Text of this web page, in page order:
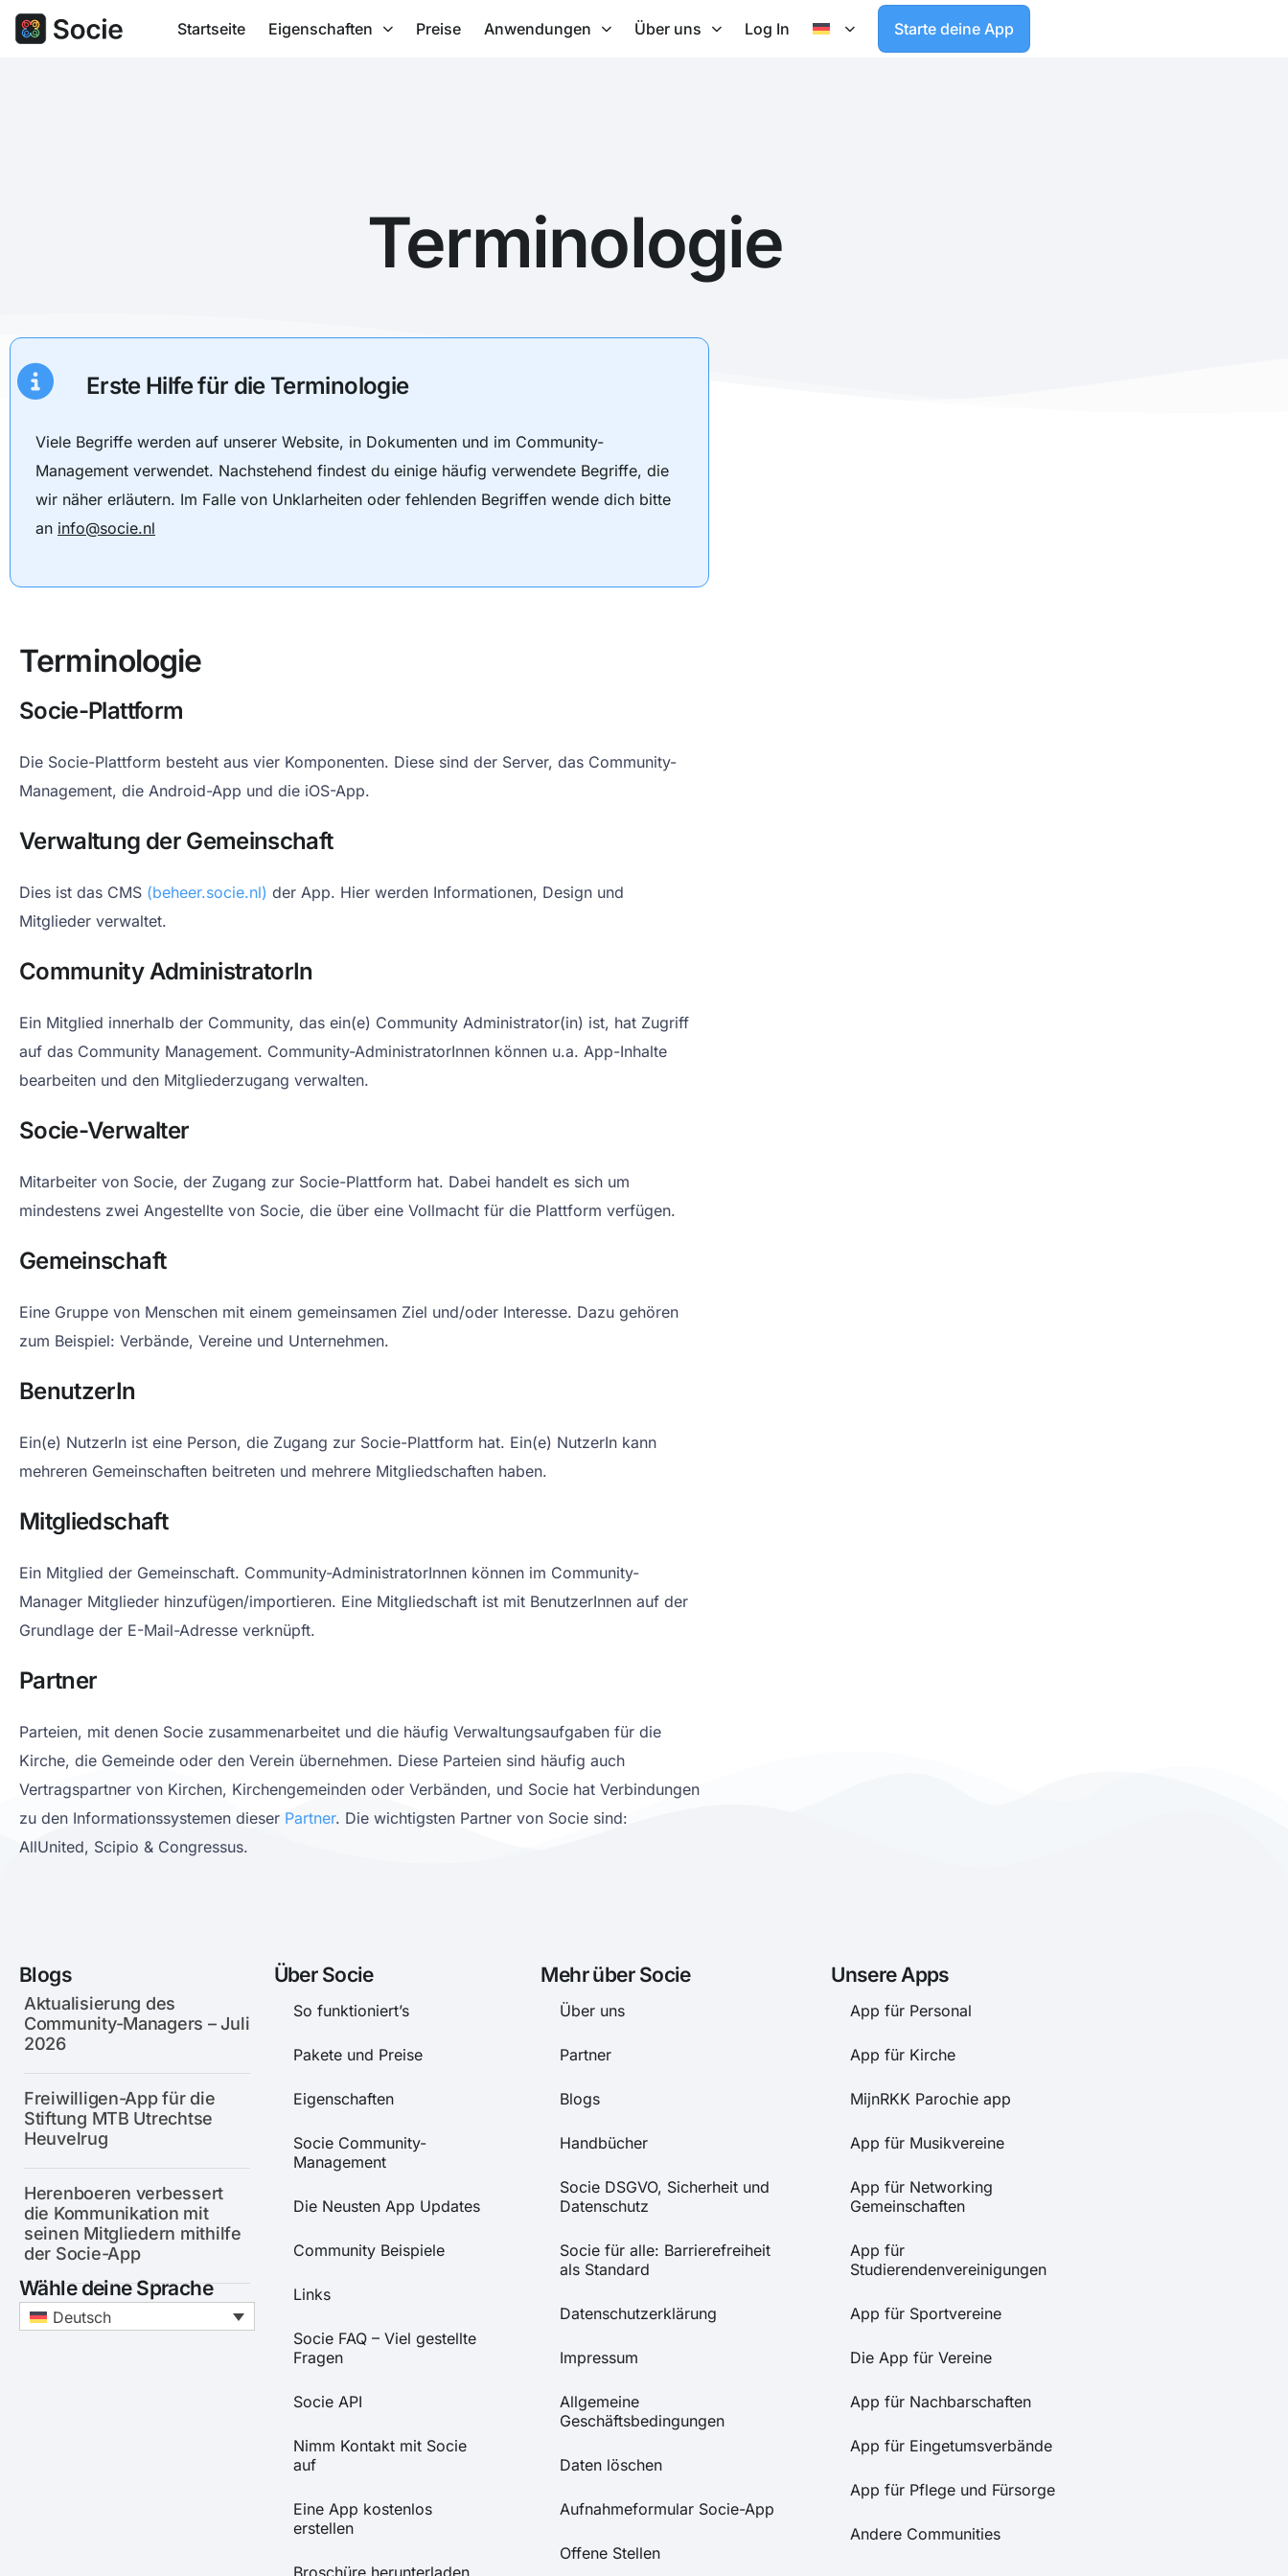
Startseite Eigenschaften Preise Anwendungen Über uns Log In Starte deine App
Terminologie
Erste Hilfe für die Terminologie
Viele Begriffe werden auf unserer Website, in Dokumenten und im Community-
Management verwendet. Nachstehend findest du einige häufig verwendete Begriffe, die
wir näher erläutern. Im Falle von Unklarheiten oder fehlenden Begriffen wende dich bitte
an info@socie.nl
Terminologie
Socie-Plattform
Die Socie-Plattform besteht aus vier Komponenten. Diese sind der Server, das Community-
Management, die Android-App und die iOS-App.
Verwaltung der Gemeinschaft
Dies ist das CMS (beheer.socie.nl) der App. Hier werden Informationen, Design und
Mitglieder verwaltet.
Community AdministratorIn
Ein Mitglied innerhalb der Community, das ein(e) Community Administrator(in) ist, hat Zugriff
auf das Community Management. Community-AdministratorInnen können u.a. App-Inhalte
bearbeiten und den Mitgliederzugang verwalten.
Socie-Verwalter
Mitarbeiter von Socie, der Zugang zur Socie-Plattform hat. Dabei handelt es sich um
mindestens zwei Angestellte von Socie, die über eine Vollmacht für die Plattform verfügen.
Gemeinschaft
Eine Gruppe von Menschen mit einem gemeinsamen Ziel und/oder Interesse. Dazu gehören
zum Beispiel: Verbände, Vereine und Unternehmen.
BenutzerIn
Ein(e) NutzerIn ist eine Person, die Zugang zur Socie-Plattform hat. Ein(e) NutzerIn kann
mehreren Gemeinschaften beitreten und mehrere Mitgliedschaften haben.
Mitgliedschaft
Ein Mitglied der Gemeinschaft. Community-AdministratorInnen können im Community-
Manager Mitglieder hinzufügen/importieren. Eine Mitgliedschaft ist mit BenutzerInnen auf der
Grundlage der E-Mail-Adresse verknüpft.
Partner
Parteien, mit denen Socie zusammenarbeitet und die häufig Verwaltungsaufgaben für die
Kirche, die Gemeinde oder den Verein übernehmen. Diese Parteien sind häufig auch
Vertragspartner von Kirchen, Kirchengemeinden oder Verbänden, und Socie hat Verbindungen
zu den Informationssystemen dieser Partner. Die wichtigsten Partner von Socie sind:
AllUnited, Scipio & Congressus.
Blogs
Aktualisierung des
Community-Managers – Juli
2026
Freiwilligen-App für die
Stiftung MTB Utrechtse
Heuvelrug
Herenboeren verbessert
die Kommunikation mit
seinen Mitgliedern mithilfe
der Socie-App
Wähle deine Sprache
Deutsch
Über Socie
So funktioniert’s
Pakete und Preise
Eigenschaften
Socie Community-
Management
Die Neusten App Updates
Community Beispiele
Links
Socie FAQ – Viel gestellte
Fragen
Socie API
Nimm Kontakt mit Socie
auf
Eine App kostenlos
erstellen
Broschüre herunterladen
Mehr über Socie
Über uns
Partner
Blogs
Handbücher
Socie DSGVO, Sicherheit und
Datenschutz
Socie für alle: Barrierefreiheit
als Standard
Datenschutzerklärung
Impressum
Allgemeine
Geschäftsbedingungen
Daten löschen
Aufnahmeformular Socie-App
Offene Stellen
Unsere Apps
App für Personal
App für Kirche
MijnRKK Parochie app
App für Musikvereine
App für Networking
Gemeinschaften
App für
Studierendenvereinigungen
App für Sportvereine
Die App für Vereine
App für Nachbarschaften
App für Eingetumsverbände
App für Pflege und Fürsorge
Andere Communities